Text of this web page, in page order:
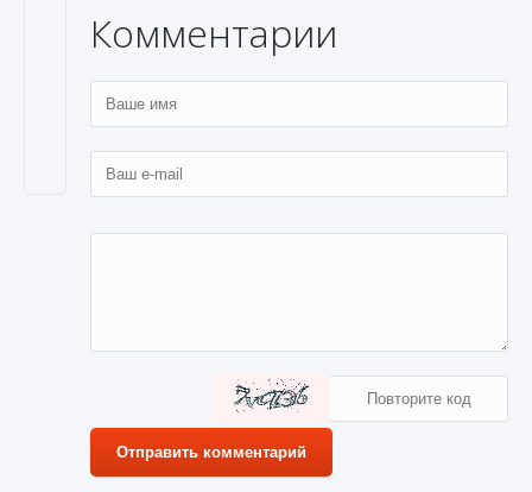
Комментарии
Отправить комментарий